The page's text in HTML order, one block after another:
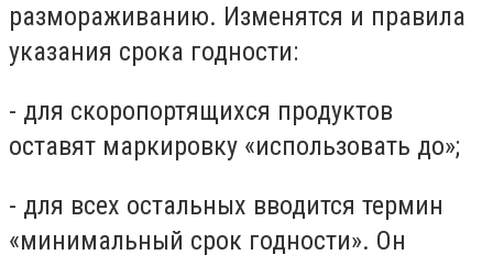
размораживанию. Изменятся и правила
указания срока годности:
- для скоропортящихся продуктов
оставят маркировку «использовать до»;
- для всех остальных вводится термин
«минимальный срок годности». Он